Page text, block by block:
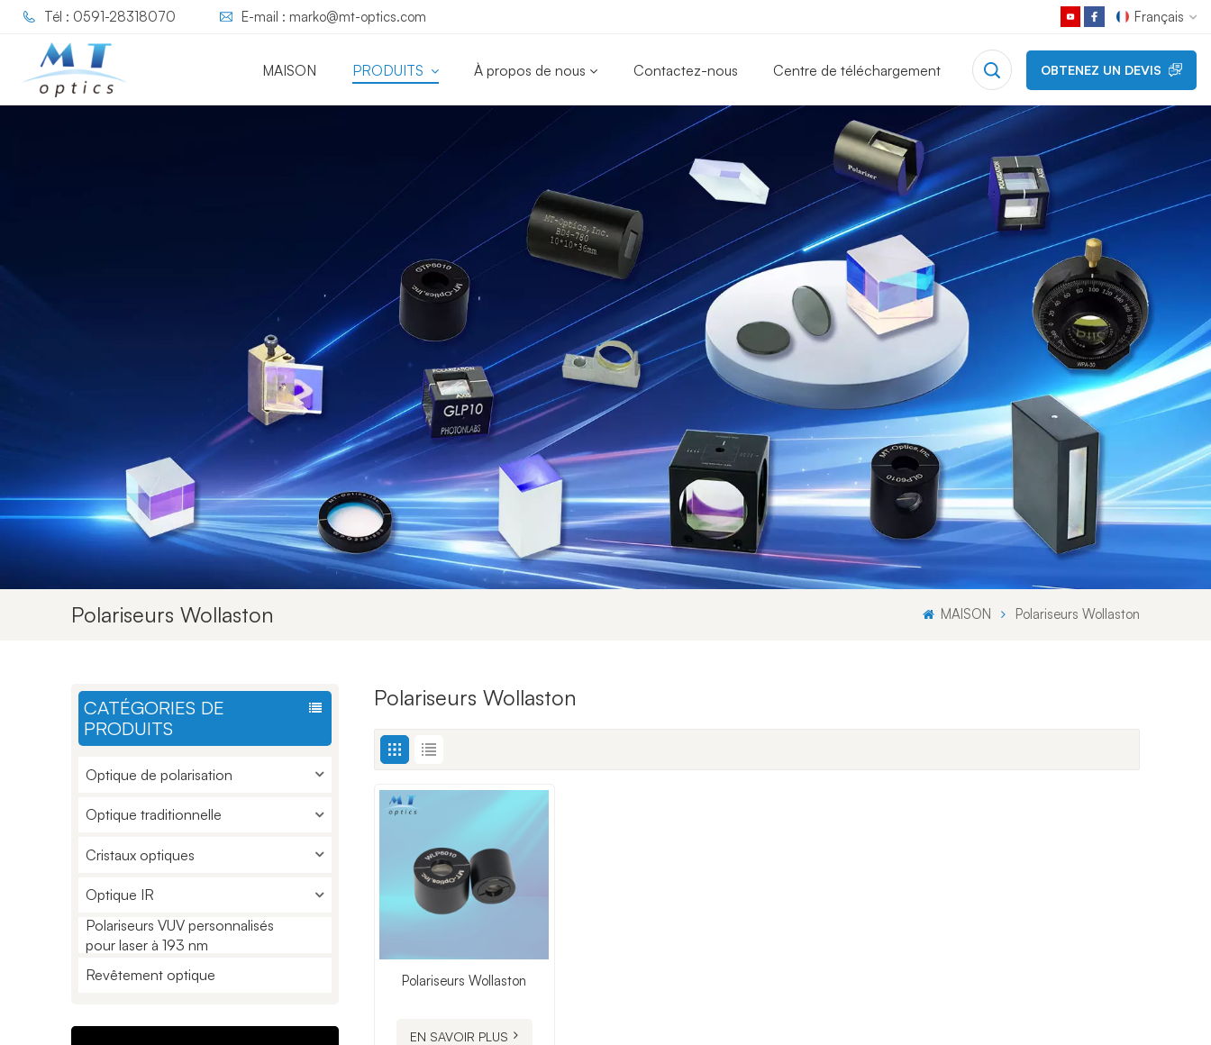
Tél : 0591-28318070 E-mail : marko@mt-optics.com Français
Français
Русский
Español
日本語
한국어
中文
Svenska språket
Lietuvos kalba
MAISON PRODUITS À propos de nous Contactez-nous Centre de téléchargement OBTENEZ UN DEVIS
Polariseurs Wollaston MAISON Polariseurs Wollaston
CATÉGORIES DE
PRODUITS
Optique de polarisation
Optique traditionnelle
Cristaux optiques
Optique IR
Polariseurs VUV personnalisés
pour laser à 193 nm
Revêtement optique
Polariseurs Wollaston
Polariseurs Wollaston
EN SAVOIR PLUS